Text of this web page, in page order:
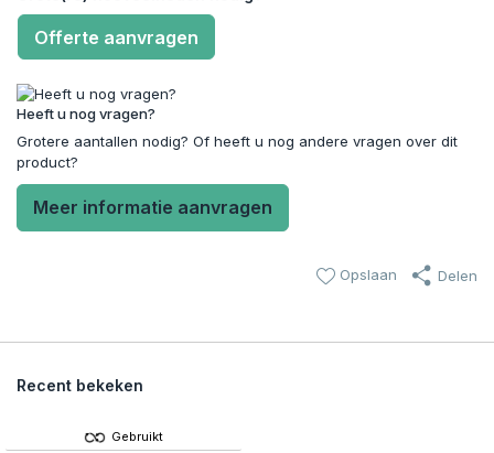
Offerte aanvragen
Heeft u nog vragen?
Grotere aantallen nodig? Of heeft u nog andere vragen over dit
product?
Meer informatie aanvragen
Opslaan Delen
Recent bekeken
Gebruikt